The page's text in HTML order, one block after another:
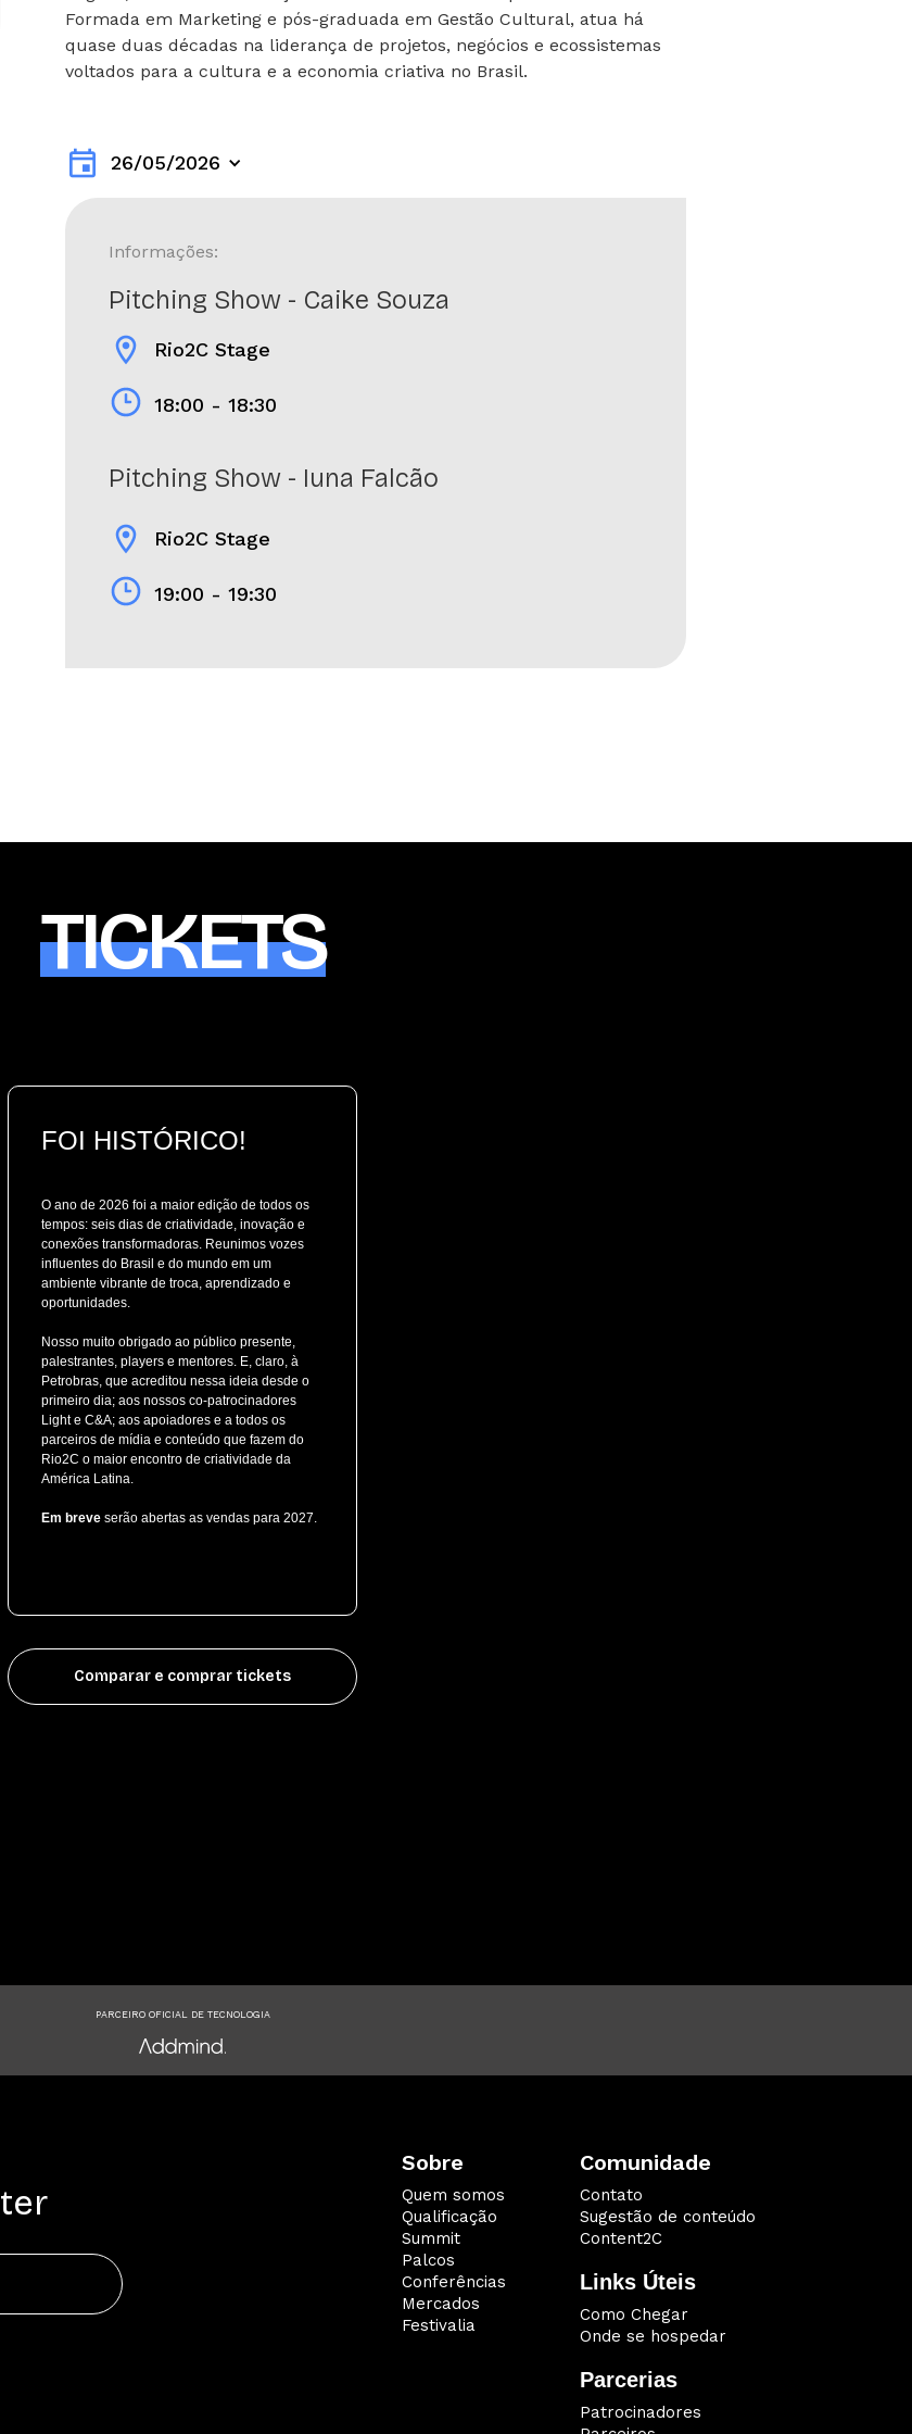
Formada em Marketing e pós-graduada em Gestão Cultural, atua há
quase duas décadas na liderança de projetos, negócios e ecossistemas
voltados para a cultura e a economia criativa no Brasil.
event 26/05/2026
Informações:
Pitching Show - Caike Souza
location_on Rio2C Stage
18:00 - 18:30
Pitching Show - Iuna Falcão
location_on Rio2C Stage
19:00 - 19:30
TICKETS
FOI HISTÓRICO!
O ano de 2026 foi a maior edição de todos os
tempos: seis dias de criatividade, inovação e
conexões transformadoras. Reunimos vozes
influentes do Brasil e do mundo em um
ambiente vibrante de troca, aprendizado e
oportunidades.
Nosso muito obrigado ao público presente,
palestrantes, players e mentores. E, claro, à
Petrobras, que acreditou nessa ideia desde o
primeiro dia; aos nossos co-patrocinadores
Light e C&A; aos apoiadores e a todos os
parceiros de mídia e conteúdo que fazem do
Rio2C o maior encontro de criatividade da
América Latina.
Em breveserão abertas as vendas para 2027.
Comparar e comprar tickets
PARCEIRO OFICIAL DE TECNOLOGIA
Sobre
Quem somos
Qualificação
Summit
Palcos
Conferências
Mercados
Festivalia
Comunidade
Contato
Sugestão de conteúdo
Content2C
Links Úteis
Como Chegar
Onde se hospedar
Parcerias
Patrocinadores